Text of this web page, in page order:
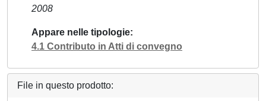
2008
Appare nelle tipologie
4.1 Contributo in Atti di convegno
File in questo prodotto: